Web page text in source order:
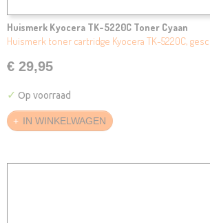
Huismerk Kyocera TK-5220C Toner Cyaan
Huismerk toner cartridge Kyocera TK-5220C,
€ 29,95
✓ Op voorraad
IN WINKELWAGEN